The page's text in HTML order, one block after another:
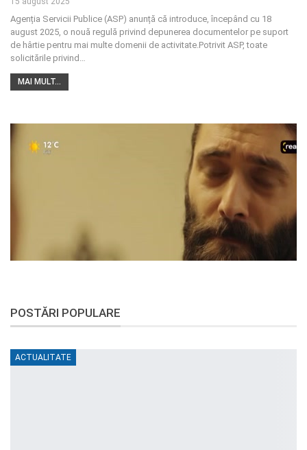
Agenția Servicii Publice (ASP) anunță că introduce, începând cu 18
august 2025, o nouă regulă privind depunerea documentelor pe suport
de hârtie pentru mai multe domenii de activitate.Potrivit ASP, toate
solicitările privind …
MAI MULT...
POSTĂRI POPULARE
ACTUALITATE